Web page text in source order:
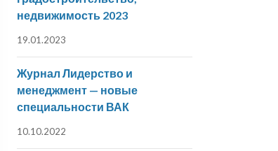
недвижимость 2023
19.01.2023
Журнал Лидерство и
менеджмент — новые
специальности ВАК
10.10.2022